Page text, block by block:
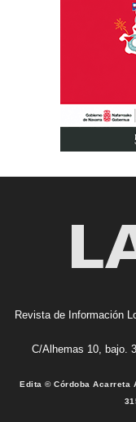
Revista de Información
C/Alhemas 10, bajo.
Edita © Córdoba Acarreta